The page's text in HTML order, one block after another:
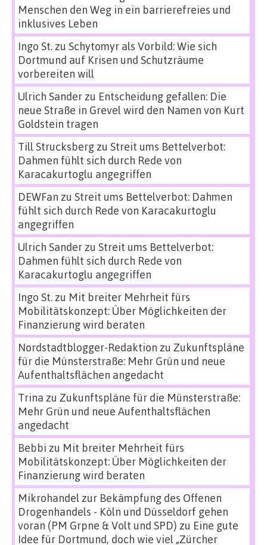
Menschen den Weg in ein barrierefreies und
inklusives Leben
Ingo St.zu Schytomyr als Vorbild: Wie sich
Dortmund auf Krisen und Schutzräume
vorbereiten will
Ulrich Sanderzu Entscheidung gefallen: Die
neue Straße in Grevel wird den Namen von Kurt
Goldstein tragen
Till Strucksbergzu Streit ums Bettelverbot:
Dahmen fühlt sich durch Rede von
Karacakurtoglu angegriffen
DEWFan zu Streit ums Bettelverbot: Dahmen
fühlt sich durch Rede von Karacakurtoglu
angegriffen
Ulrich Sanderzu Streit ums Bettelverbot:
Dahmen fühlt sich durch Rede von
Karacakurtoglu angegriffen
Ingo St.zu Mit breiter Mehrheit fürs
Mobilitätskonzept: Über Möglichkeiten der
Finanzierung wird beraten
Nordstadtblogger-Redaktion zu Zukunftspläne
für die Münsterstraße: Mehr Grün und neue
Aufenthaltsflächen angedacht
Trina zu Zukunftspläne für die Münsterstraße:
Mehr Grün und neue Aufenthaltsflächen
angedacht
Bebbi zu Mit breiter Mehrheit fürs
Mobilitätskonzept: Über Möglichkeiten der
Finanzierung wird beraten
Mikrohandel zur Bekämpfung des Offenen
Drogenhandels - Köln und Düsseldorf gehen
voran (PM Grpne & Volt und SPD) zu Eine gute
Idee für Dortmund, doch wie viel „Zürcher